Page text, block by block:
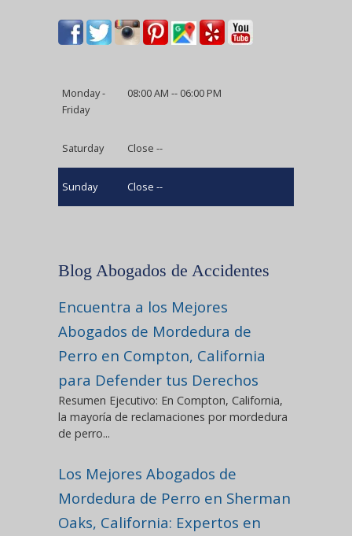
Monday -
Friday
08:00 AM -- 06:00 PM
Saturday Close --
Sunday Close --
Blog Abogados de Accidentes
Encuentra a los Mejores
Abogados de Mordedura de
Perro en Compton, California
para Defender tus Derechos
Resumen Ejecutivo: En Compton, California,
la mayoría de reclamaciones por mordedura
de perro...
Los Mejores Abogados de
Mordedura de Perro en Sherman
Oaks, California: Expertos en